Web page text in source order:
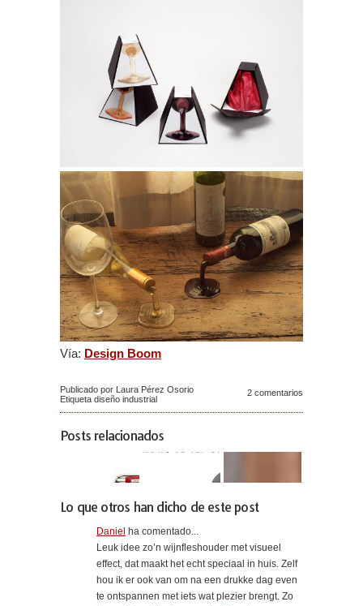
Vía: Design Boom
Publicado por Laura Pérez Osorio
Etiqueta diseño industrial
2 comentarios
Posts relacionados
Lo que otros han dicho de este post
Daniel
ha comentado...
Leuk idee zo’n wijnfleshouder met visueel
effect, dat maakt het echt speciaal in huis. Zelf
hou ik er ook van om na een drukke dag even
te ontspannen met iets wat plezier brengt. Zo